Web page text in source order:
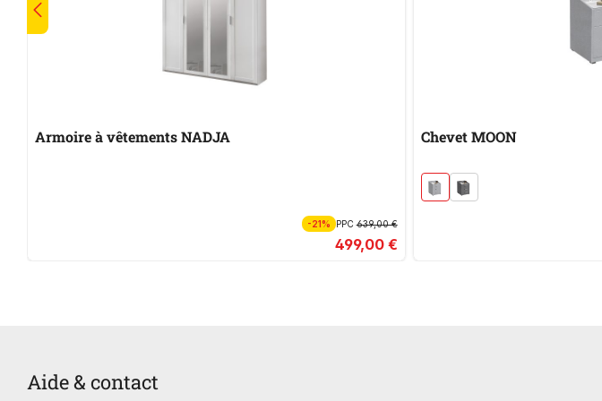
Armoire à vêtements NADJA
-21% PPC639,00 €
499,00 €
Chevet MOON
Aide & contact